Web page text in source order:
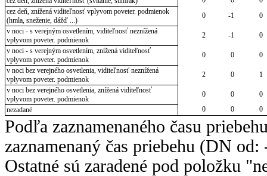
cez deň, znížená viditeľnosť vplyvom poveter. podmienok
(hmla, sneženie, dážď ...)
0 -1
0
v noci - s verejným osvetlením, viditeľnosť neznížená
vplyvom poveter. podmienok
2 -1
0
v noci - s verejným osvetlením, znížená viditeľnosť
vplyvom poveter. podmienok
0 0
0
v noci bez verejného osvetlenia, viditeľnosť neznížená
vplyvom poveter. podmienok
2 0
1
v noci bez verejného osvetlenia, znížená viditeľnosť
vplyvom poveter. podmienok
0 0
0
nezadané
0 0 0
Podľa zaznamenaného času
zaznamenaný čas priebehu (DN
Ostatné sú zaradené pod položku